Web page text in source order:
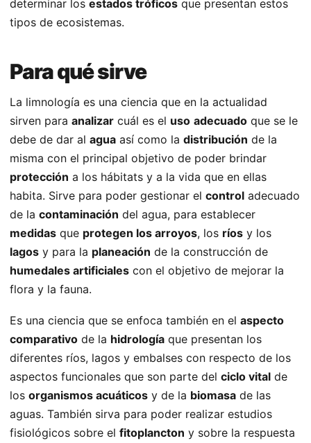
determinar los estados tróficos que presentan estos
tipos de ecosistemas.
Para qué sirve
La limnología es una ciencia que en la actualidad
sirven para analizar cuál es el uso adecuado que se le
debe de dar al agua así como la distribución de la
misma con el principal objetivo de poder brindar
protección a los hábitats y a la vida que en ellas
habita. Sirve para poder gestionar el control adecuado
de la contaminación del agua, para establecer
medidas que protegen los arroyos, los ríos y los
lagos y para la planeación de la construcción de
humedales artificiales con el objetivo de mejorar la
flora y la fauna.
Es una ciencia que se enfoca también en el aspecto
comparativo de la hidrología que presentan los
diferentes ríos, lagos y embalses con respecto de los
aspectos funcionales que son parte del ciclo vital de
los organismos acuáticos y de la biomasa de las
aguas. También sirva para poder realizar estudios
fisiológicos sobre el fitoplancton y sobre la respuesta